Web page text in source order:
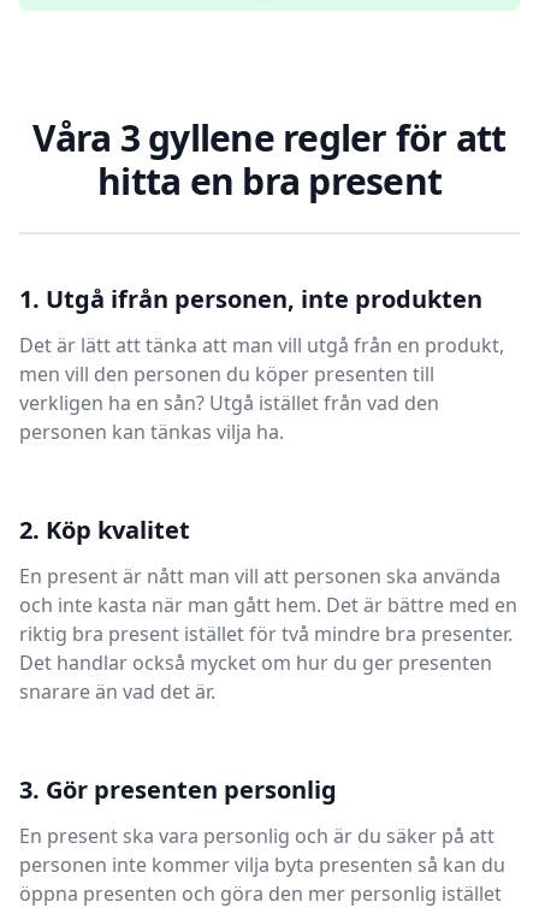
Våra 3 gyllene regler för att
hitta en bra present
1. Utgå ifrån personen, inte produkten
Det är lätt att tänka att man vill utgå från en produkt,
men vill den personen du köper presenten till
verkligen ha en sån? Utgå istället från vad den
personen kan tänkas vilja ha.
2. Köp kvalitet
En present är nått man vill att personen ska använda
och inte kasta när man gått hem. Det är bättre med en
riktig bra present istället för två mindre bra presenter.
Det handlar också mycket om hur du ger presenten
snarare än vad det är.
3. Gör presenten personlig
En present ska vara personlig och är du säker på att
personen inte kommer vilja byta presenten så kan du
öppna presenten och göra den mer personlig istället